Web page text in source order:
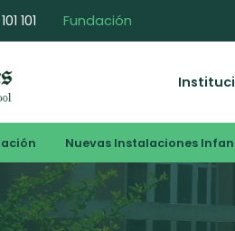
101 Fundación
Nuevas Instalaciones